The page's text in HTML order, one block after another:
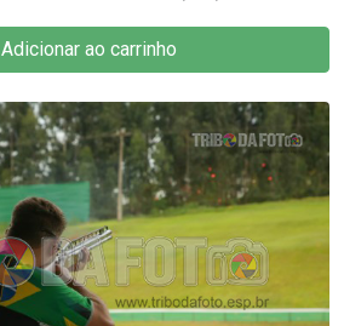
Adicionar ao carrinho